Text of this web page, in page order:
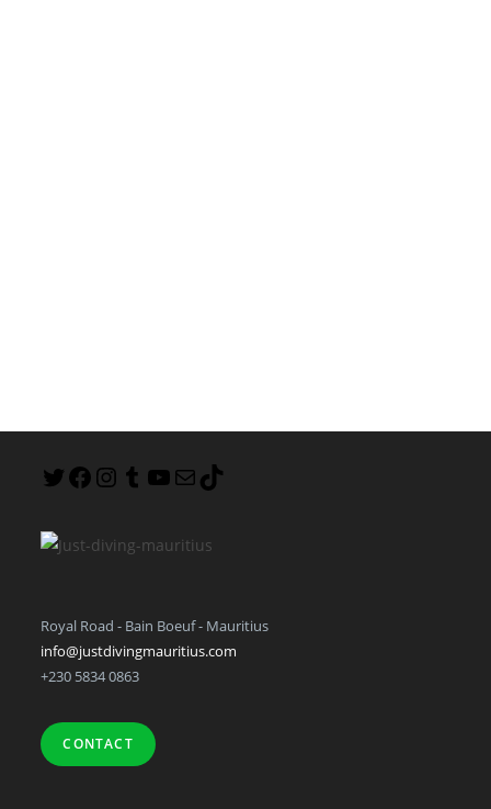
Royal Road - Bain Boeuf - Mauritius
info@justdivingmauritius.com
+230 5834 0863
CONTACT